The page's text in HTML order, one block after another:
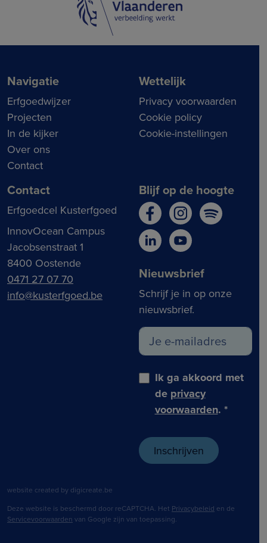
Navigatie
Erfgoedwijzer
Projecten
In de kijker
Over ons
Contact
Wettelijk
Privacy voorwaarden
Cookie policy
Cookie-instellingen
Contact
Erfgoedcel Kusterfgoed
InnovOcean Campus
Jacobsenstraat 1
8400 Oostende
0471 27 07 70
info@kusterfgoed.be
Blijf op de hoogte
Nieuwsbrief
Schrijf je in op onze
nieuwsbrief.
Ik ga akkoord met
de privacy
voorwaarden. *
website created by digicreate.be
Deze website is beschermd door reCAPTCHA. Het Privacybeleid en de
Servicevoorwaarden van Google zijn van toepassing.